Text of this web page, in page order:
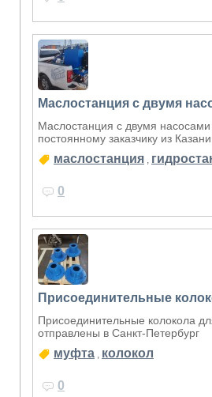
Маслостанция с двумя
Маслостанция с двумя насосами
постоянному заказчику из Казани
маслостанция ,
0
Присоединительные
Присоединительные колокола
отправлены в Санкт-Петербург
муфта , колокол
0